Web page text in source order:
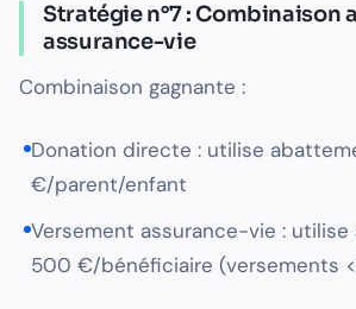
Stratégie n°7 : Combinaison
assurance-vie
Combinaison gagnante :
Donation directe : utilise
€/parent/enfant
Versement assurance-vie : utilise
500 €/bénéficiaire (versements